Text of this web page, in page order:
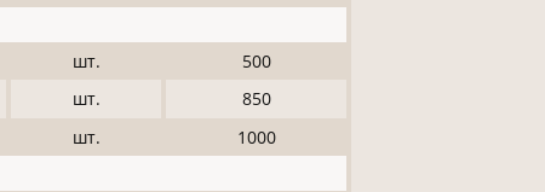
шт.
500
шт.
850
шт.
1000